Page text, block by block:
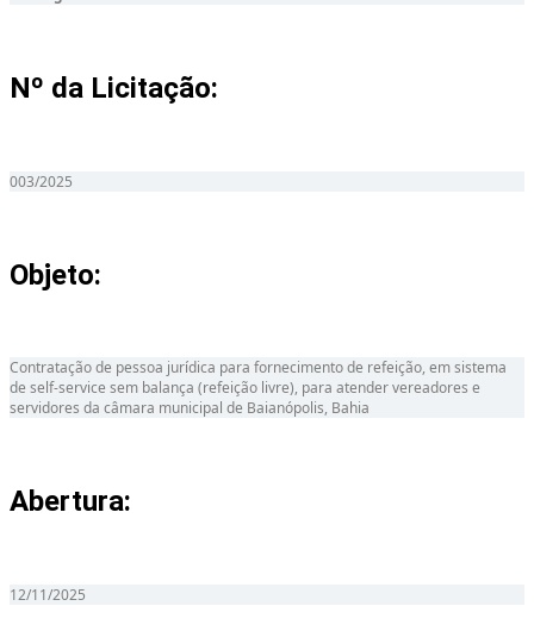
Nº da Licitação: ​​
003/2025
Objeto:
Contratação de pessoa jurídica para fornecimento de refeição, em sistema
de self-service sem balança (refeição livre), para atender vereadores e
servidores da câmara municipal de Baianópolis, Bahia
Abertura:
12/11/2025